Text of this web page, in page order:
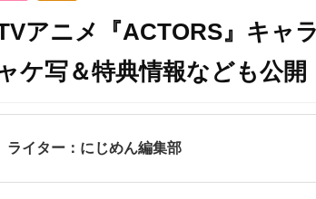
アニメ『ACTORS』キャ
ケ写＆特典情報なども公開
ライター：にじめん編集部